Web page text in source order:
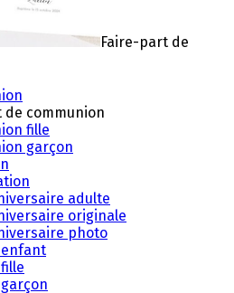
Faire-part de
communion
fille
garçon
adulte
originale
photo